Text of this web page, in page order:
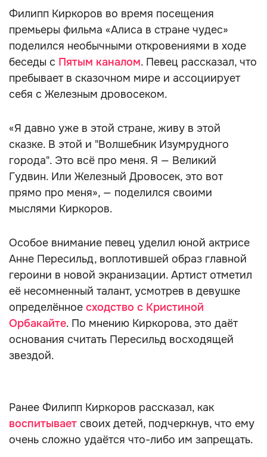
Филипп Киркоров во время посещения
премьеры фильма «Алиса в стране чудес»
поделился необычными откровениями в ходе
беседы с Пятым каналом. Певец рассказал, что
пребывает в сказочном мире и ассоциирует
себя с Железным дровосеком.
«Я давно уже в этой стране, живу в этой
сказке. В этой и "Волшебник Изумрудного
города". Это всё про меня. Я — Великий
Гудвин. Или Железный Дровосек, это вот
прямо про меня», — поделился своими
мыслями Киркоров.
Особое внимание певец уделил юной актрисе
Анне Пересильд, воплотившей образ главной
героини в новой экранизации. Артист отметил
её несомненный талант, усмотрев в девушке
определённое сходство с Кристиной
Орбакайте. По мнению Киркорова, это даёт
основания считать Пересильд восходящей
звездой.
Ранее Филипп Киркоров рассказал, как
воспитывает своих детей, подчеркнув, что ему
очень сложно удаётся что-либо им запрещать.